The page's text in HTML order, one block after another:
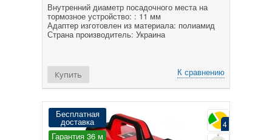
Внутренний диаметр посадочного места на
тормозное устройство: : 11 мм
Адаптер изготовлен из материала: полиамид
Страна производитель: Украина
К сравнению
Купить
Бесплатная
доставка
Гарантия 36 м
4